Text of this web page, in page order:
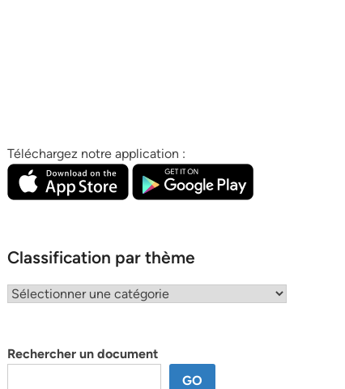
Téléchargez notre application :
Classification par thème
Classification
Rechercher un document
GO